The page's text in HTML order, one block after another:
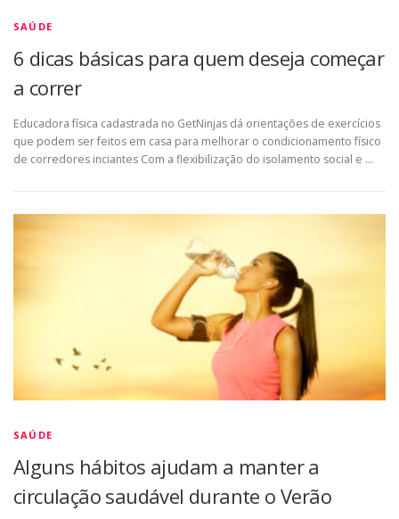
SAÚDE
6 dicas básicas para quem deseja começar
a correr
Educadora física cadastrada no GetNinjas dá orientações de exercícios
que podem ser feitos em casa para melhorar o condicionamento físico
de corredores inciantes Com a flexibilização do isolamento social e …
SAÚDE
Alguns hábitos ajudam a manter a
circulação saudável durante o Verão